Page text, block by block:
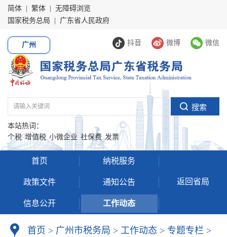
简体 繁体
无障碍浏览
国家税务总局
广东省人民政府
抖音 微博 微信
广州
本站热词：
个税 增值税 小微企业 社保费 发票
首页 纳税服务
政策文件 通知公告
信息公开 工作动态
返回省局
首页 > 广州市税务局 > 工作动态 > 专题专栏 >